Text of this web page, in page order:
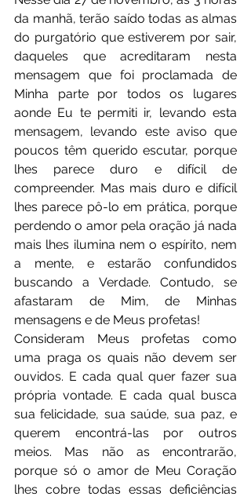
da manhã, terão saído todas as almas
do purgatório que estiverem por sair,
daqueles que acreditaram nesta
mensagem que foi proclamada de
Minha parte por todos os lugares
aonde Eu te permiti ir, levando esta
mensagem, levando este aviso que
poucos têm querido escutar, porque
lhes parece duro e difícil de
compreender. Mas mais duro e difícil
lhes parece pô-lo em prática, porque
perdendo o amor pela oração já nada
mais lhes ilumina nem o espírito, nem
a mente, e estarão confundidos
buscando a Verdade. Contudo, se
afastaram de Mim, de Minhas
mensagens e de Meus profetas!
Consideram Meus profetas como
uma praga os quais não devem ser
ouvidos. E cada qual quer fazer sua
própria vontade. E cada qual busca
sua felicidade, sua saúde, sua paz, e
querem encontrá-las por outros
meios. Mas não as encontrarão,
porque só o amor de Meu Coração
lhes cobre todas essas deficiências